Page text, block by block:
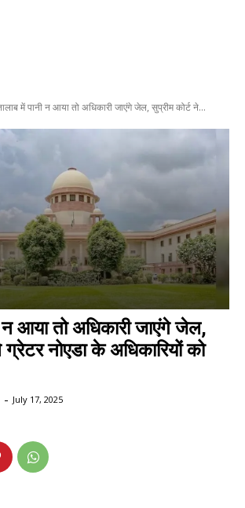
में पानी न आया तो अधिकारी जाएंगे जेल, सुप्रीम कोर्ट ने...
न आया तो अधिकारी जाएंगे जेल,
ग्रेटर नोएडा के अधिकारियों को
- July 17, 2025